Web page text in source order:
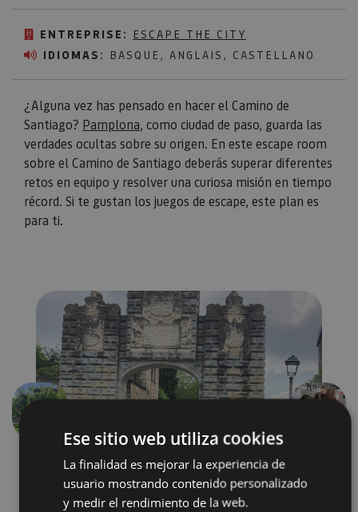
ENTREPRISE: ESCAPE THE CITY
IDIOMAS: BASQUE, ANGLAIS, CASTELLANO
¿Alguna vez has pensado en hacer el Camino de
Santiago? Pamplona, como ciudad de paso, guarda las
verdades ocultas sobre su origen. En este escape room
sobre el Camino de Santiago deberás superar diferentes
retos en equipo y resolver una curiosa misión en tiempo
récord. Si te gustan los juegos de escape, este plan es
para ti.
Suivant
Ese sitio web utiliza cookies
La finalidad es mejorar la experiencia de
usuario mostrando contenido personalizado
y medir el rendimiento de la web.